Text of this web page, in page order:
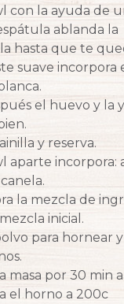
con la ayuda de
ablanda la
hasta que te
suave incorpora
el huevo y la
y reserva.
aparte incorpora:
la mezcla de
inicial.
para hornear
masa por 30 min
el horno a 200c